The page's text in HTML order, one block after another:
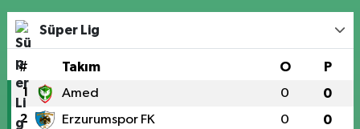
Süper Lig
# Takım O P
1 Amed 0 0
2 Erzurumspor FK 0 0